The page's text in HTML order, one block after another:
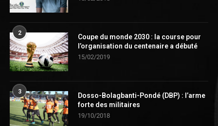
2
Coupe du monde 2030 : la course pour
l’organisation du centenaire a débuté
15/02/2019
3
Dosso-Bolagbanti-Pondé (DBP) : l’arme
forte des militaires
19/10/2018